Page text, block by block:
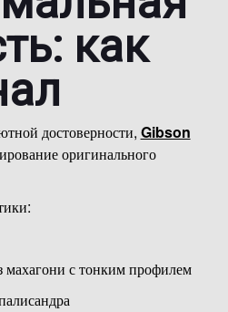
как
достоверности, Gibson
оригинального
махагони с тонким профилем